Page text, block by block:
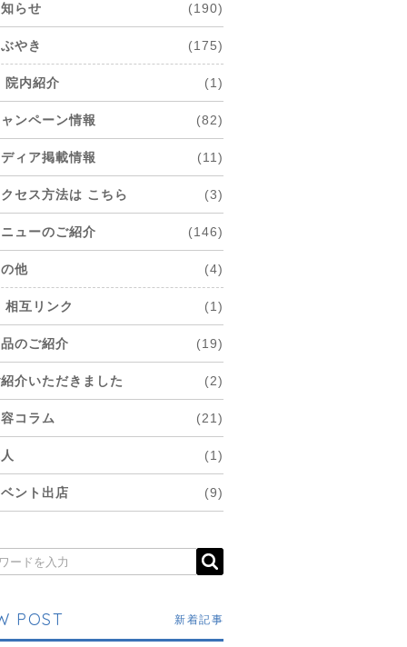
らせ (190)
やき (175)
院内紹介 (1)
ンペーン情報 (82)
ディア掲載情報 (11)
セス方法は こちら (3)
ニューのご紹介 (146)
他 (4)
相互リンク (1)
のご紹介 (19)
介いただきました (2)
コラム (21)
(1)
ント出店 (9)
POST 新着記事